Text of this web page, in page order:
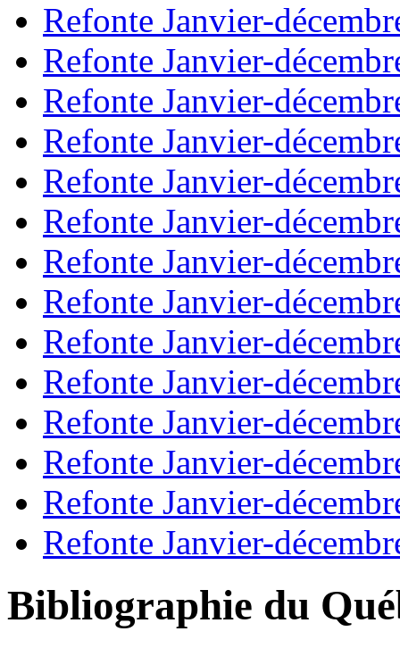
Refonte Janvier-
Refonte Janvier-
Refonte Janvier-
Refonte Janvier-
Refonte Janvier-
Refonte Janvier-
Refonte Janvier-
Refonte Janvier-
Refonte Janvier-
Refonte Janvier-
Refonte Janvier-
Refonte Janvier-
Refonte Janvier-
Refonte Janvier-
Bibliographie du